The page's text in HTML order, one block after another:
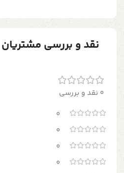
نقد و بررسی مشتریان
0 نقد و بررسی
0
0
0
0